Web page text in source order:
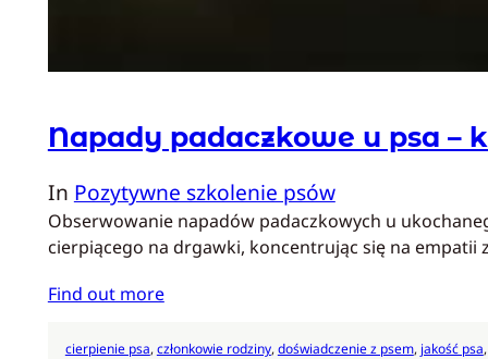
Napady padaczkowe u psa –
In Pozytywne szkolenie psów
Obserwowanie napadów padaczkowych u
cierpiącego na drgawki, koncentrując się na empatii
Find out more
cierpienie psa, członkowie rodziny, doświadczenie z psem, jakość psa